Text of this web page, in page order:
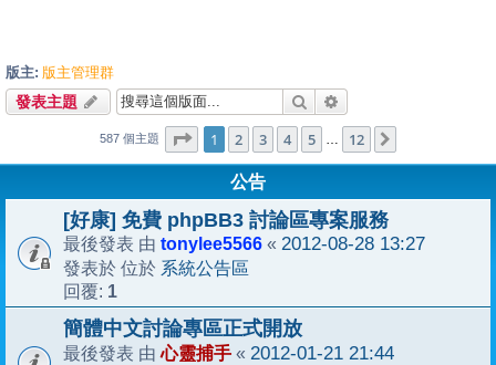
版主: 版主管理群
發表主題 搜尋
587 個主題 第1 頁 (共 12頁)
1 2 3 4 5 … 12
公告
[好康] 免費 phpBB3 討論區專案服務
最後發表 由 tonylee5566 « 2012-08-28 13:27
發表於 位於 系統公告區
回覆: 1
簡體中文討論專區正式開放
最後發表 由心靈捕手 « 2012-01-21 21:44